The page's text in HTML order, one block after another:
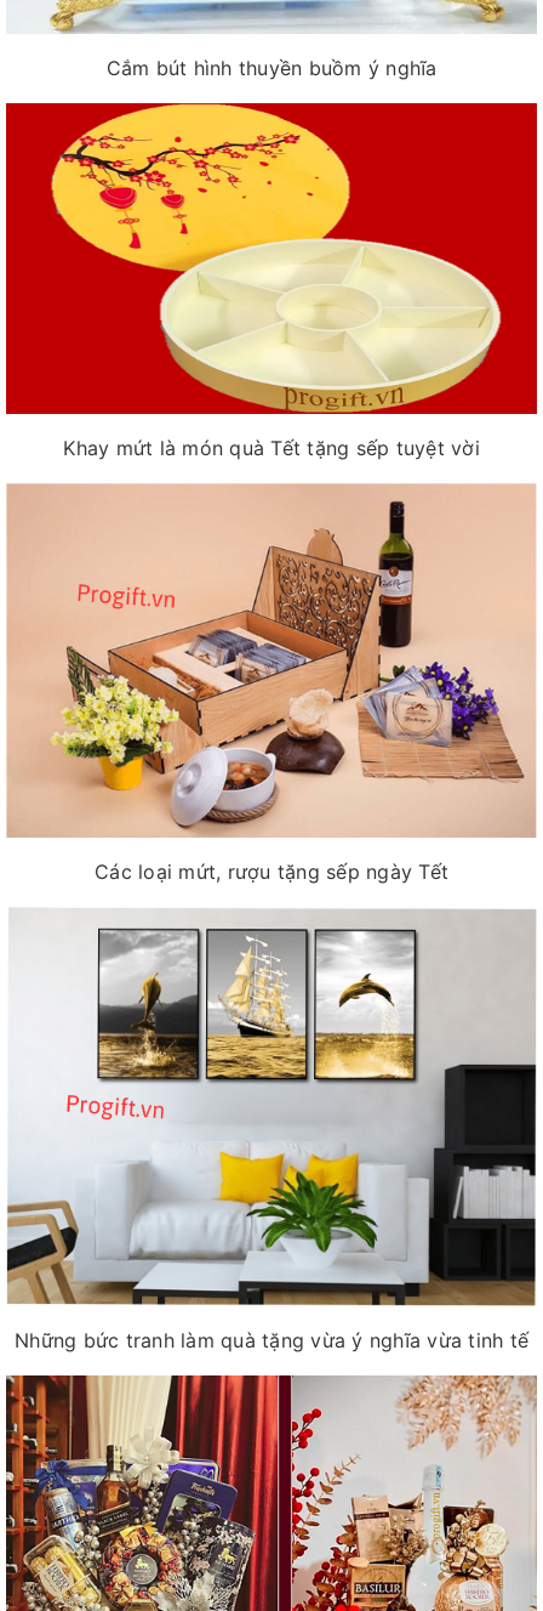
Cắm bút hình thuyền buồm ý nghĩa
Khay mứt là món quà Tết tặng sếp tuyệt vời
Các loại mứt, rượu tặng sếp ngày Tết
Những bức tranh làm quà tặng vừa ý nghĩa vừa tinh tế